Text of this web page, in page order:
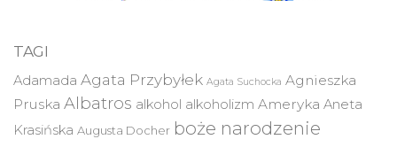
TAGI
Adamada Agata Przybyłek Agata Suchocka Agnieszka
Pruska Albatros alkohol alkoholizm Ameryka Aneta
Krasińska Augusta Docher boże narodzenie